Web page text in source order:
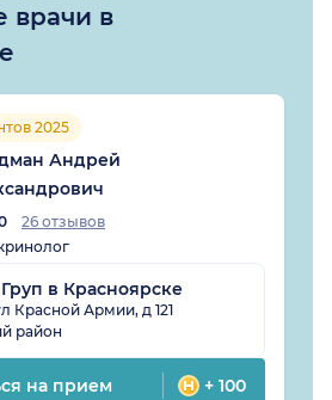
врачи в
2025
Андрей
26 отзывов
в Красноярске
Красной Армии, д 121
район
на прием + 100